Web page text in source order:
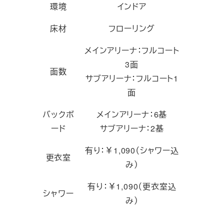
環境
インドア
床材
フローリング
面数
メインアリーナ：フルコート
3面
サブアリーナ：フルコート1
面
バックボ
ード
メインアリーナ：6基
サブアリーナ：2基
更衣室
有り：￥1,090（シャワー込
み）
シャワー
有り：￥1,090（更衣室込
み）